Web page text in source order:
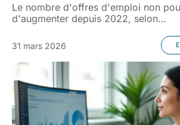
Le nombre d'offres d'emploi non
d'augmenter depuis 2022, selon…
31 mars 2026